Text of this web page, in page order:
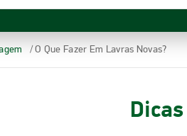
/ O Que Fazer Em Lavras Novas?